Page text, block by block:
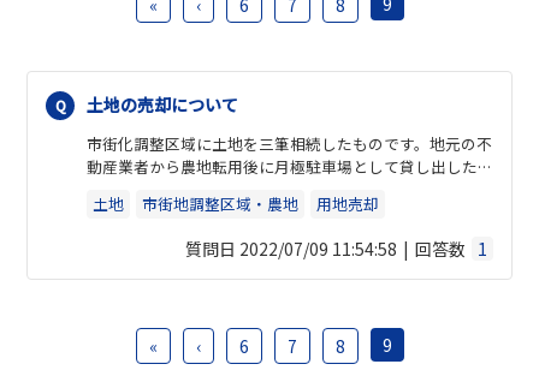
«
‹ 6 7 8
土地の売却について
市街化調整区域に土地を三筆相続したものです。地元の不
動産業者から農地転用後に月極駐車場として貸し出した
市街化調整区域での土地の売却は他にどの様な方法があ
土地 市街地調整区域・農地 用地売却
質問日 2022/07/09 11:54:58 回答数 1
« ‹ 6 7 8 9